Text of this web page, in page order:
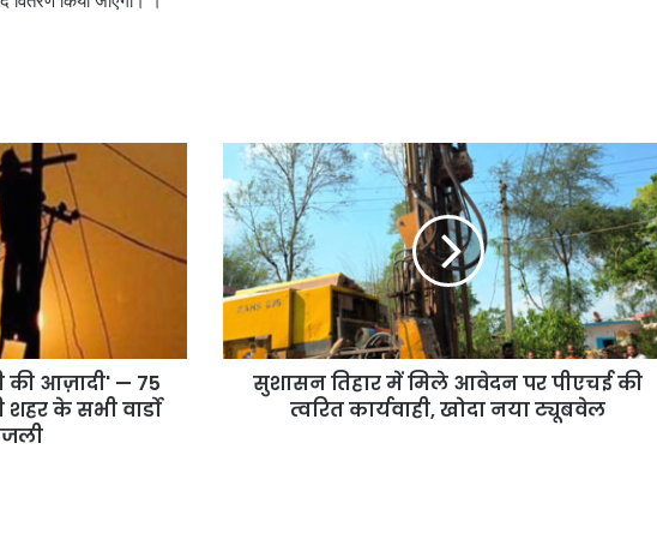
की आज़ादी' — 75
के सभी वार्डो
सुशासन तिहार में मिले आवेदन पर पीएचई की
त्वरित कार्यवाही, खोदा नया ट्यूबवेल